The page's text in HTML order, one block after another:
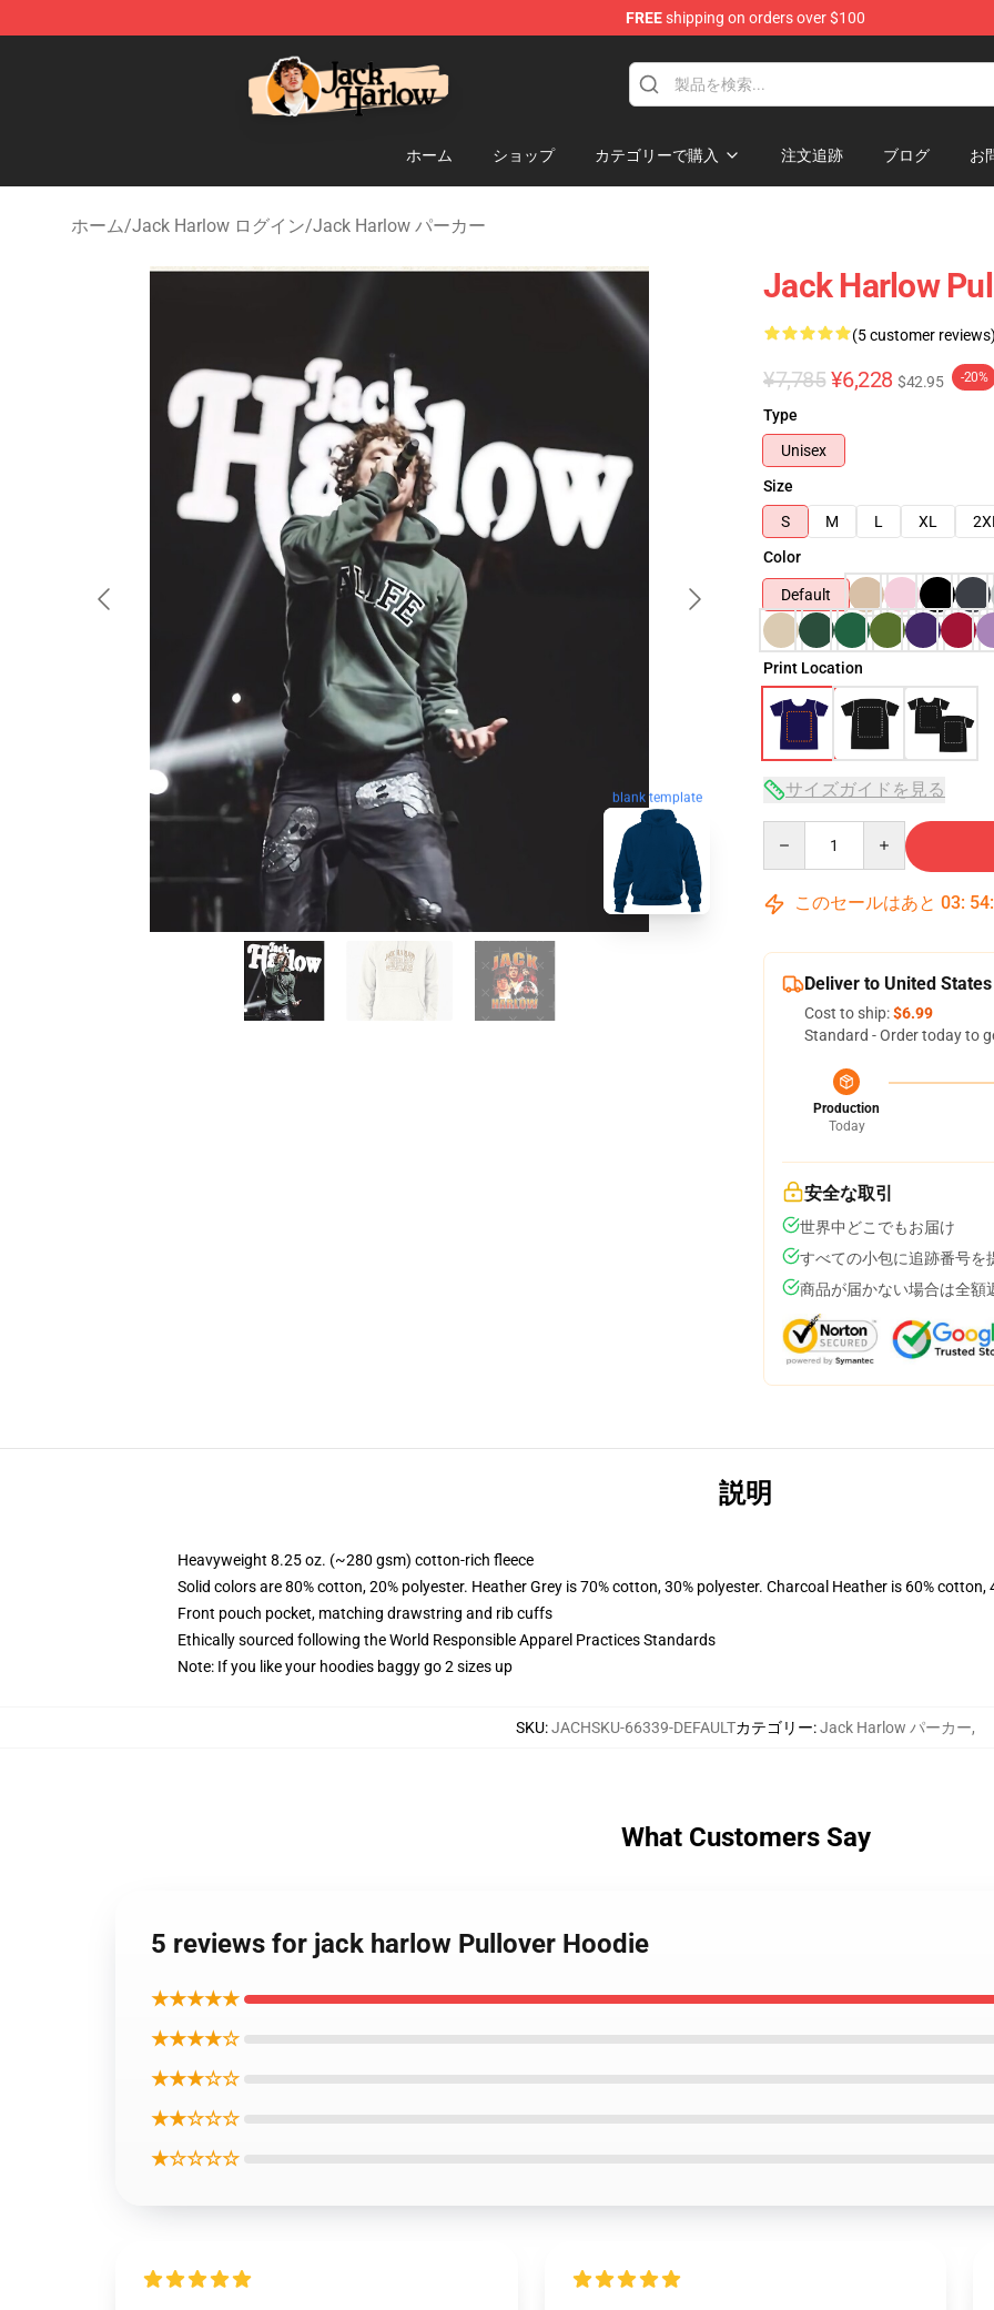
FREEshipping on orders over $100
Jack Harlow Shop - Official Jack Harlow Merchandise Store
ホーム ショップ カテゴリーで購入 注文追跡 ブログ お
ホーム/Jack Harlow ログイン/Jack Harlow パーカー
blank template
Jack Harlow
(5 customer reviews)
¥7,785 ¥6,228 $42.95 -20%
Type
Unisex
Size
S
M L XL 2XL
Color
Default
Print Location
サイズガイドを見る
このセールはあと 03: 54:
Deliver to United States
Cost to ship:$6.99
Standard - Order today to
Production
Today
安全な取引
世界中どこでもお届け
すべての小包に追跡番号を
商品が届かない場合は全額
説明
Heavyweight 8.25 oz. (~280 gsm) cotton-rich fleece
Solid colors are 80% cotton, 20% polyester. Heather Grey is 70% cotton, 30% polyester. Charcoal Heather is 60% cotton,
Front pouch pocket, matching drawstring and rib cuffs
Ethically sourced following the World Responsible Apparel Practices Standards
Note: If you like your hoodies baggy go 2 sizes up
SKU:JACHSKU-66339-DEFAULTカテゴリー:Jack Harlow パーカー,
What Customers Say
5 reviews for jack harlow Pullover Hoodie
★★★★★
★★★★☆
★★★☆☆
★★☆☆☆
★☆☆☆☆